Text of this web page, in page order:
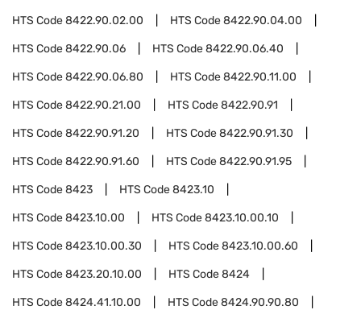
HTS Code8422.90.02.00 HTS Code8422.90.04.00
HTS Code8422.90.06 HTS Code8422.90.06.40
HTS Code8422.90.06.80 HTS Code8422.90.11.00
HTS Code8422.90.21.00 HTS Code8422.90.91
HTS Code8422.90.91.20 HTS Code8422.90.91.30
HTS Code8422.90.91.60 HTS Code8422.90.91.95
HTS Code8423 HTS Code8423.10
HTS Code8423.10.00 HTS Code8423.10.00.10
HTS Code8423.10.00.30 HTS Code8423.10.00.60
HTS Code8423.20.10.00 HTS Code8424
HTS Code8424.41.10.00 HTS Code8424.90.90.80